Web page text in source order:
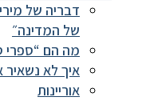
דבריה של
של המדינה״
מה הם “ספרי
איך לא
אוריינות